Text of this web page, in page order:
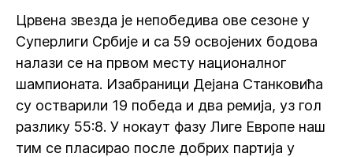
Црвена звезда је непобедива ове сезоне у
Суперлиги Србије и са 59 освојених бодова
налази се на првом месту националног
шампионата. Изабраници Дејана Станковића
су остварили 19 победа и два ремија, уз гол
разлику 55:8. У нокаут фазу Лиге Европе наш
тим се пласирао после добрих партија у